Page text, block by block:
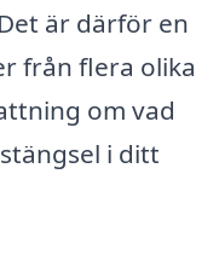
är därför en
från flera olika
om vad
i ditt